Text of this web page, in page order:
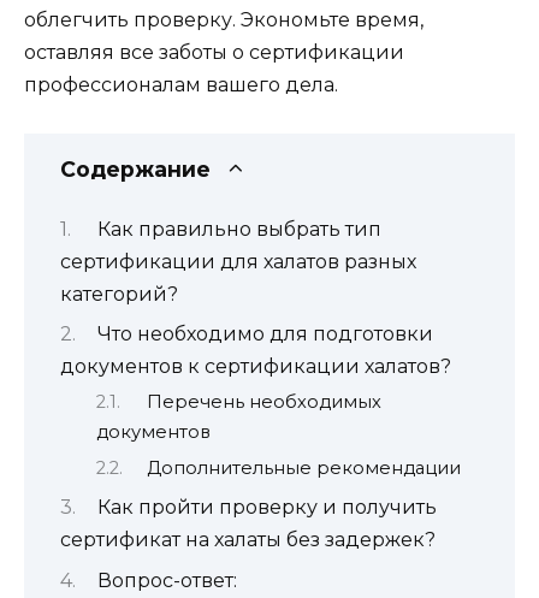
облегчить проверку. Экономьте время,
оставляя все заботы о сертификации
профессионалам вашего дела.
Содержание
Как правильно выбрать тип
сертификации для халатов разных
категорий?
Что необходимо для подготовки
документов к сертификации халатов?
Перечень необходимых
документов
Дополнительные рекомендации
Как пройти проверку и получить
сертификат на халаты без задержек?
Вопрос-ответ: